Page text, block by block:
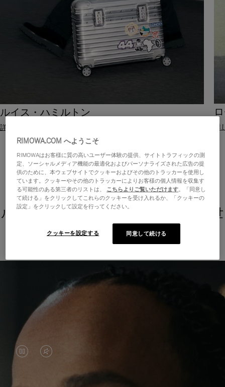
ルイス・ハミルトン
詳しく見る
ルイス・ハミルトン - 旅で未知なる世
界と出会う
VIDEOVIDEO
RIMOWA.COM へようこそ
RIMOWAはお客様に質の高いユーザー体験の提供、サイトトラフィックの測
定、ソーシャルメディア機能の最適化およびパーソナライズされた広告の提
供のために、本ウェブサイトでクッキーおよびその他のトラッカーを使用し
ています。クッキーやその他のトラッカーによりお客様の個人情報を収集す
る可能性のある第三者のリストは、 こちらよりご覧いただけます。「同意し
て続ける」をクリックしてこれらのクッキーを受け入れるか、「クッキーの
設定」をクリックして設定を行ってください。
クッキーを設定する 同意して続ける